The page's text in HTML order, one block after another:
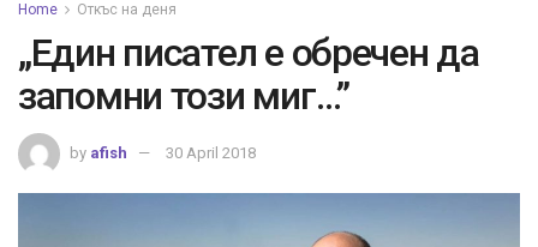
Home Откъс на деня
„Един писател е обречен да
запомни този миг…”
by afish 30 April 2018